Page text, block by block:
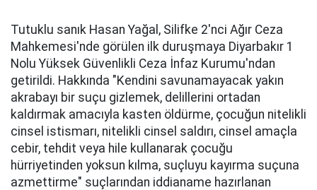
Tutuklu sanık Hasan Yağal, Silifke 2'nci Ağır Ceza
Mahkemesi'nde görülen ilk duruşmaya Diyarbakır 1
Nolu Yüksek Güvenlikli Ceza İnfaz Kurumu'ndan
getirildi. Hakkında "Kendini savunamayacak yakın
akrabayı bir suçu gizlemek, delillerini ortadan
kaldırmak amacıyla kasten öldürme, çocuğun nitelikli
cinsel istismarı, nitelikli cinsel saldırı, cinsel amaçla
cebir, tehdit veya hile kullanarak çocuğu
hürriyetinden yoksun kılma, suçluyu kayırma suçuna
azmettirme" suçlarından iddianame hazırlanan